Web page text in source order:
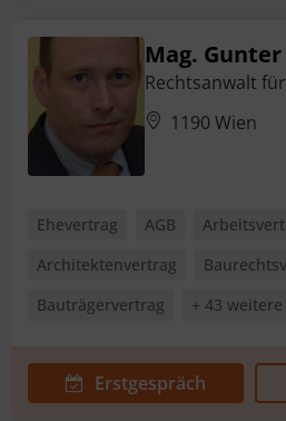
Mag. Gunter
Rechtsanwalt
1190 Wien
Ehevertrag AGB
Architektenvertrag
Bauträgervertrag
+ 43 weitere
Erstgespräch